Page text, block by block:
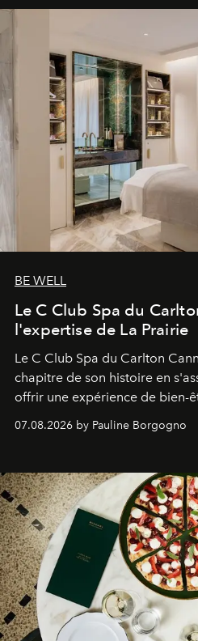
BE WELL
Le C Club Spa du
l'expertise de La Prairie
Le C Club Spa du Carlton
chapitre de son histoire en
offrir une expérience de bien-
07.08.2026 by Pauline Borgogno